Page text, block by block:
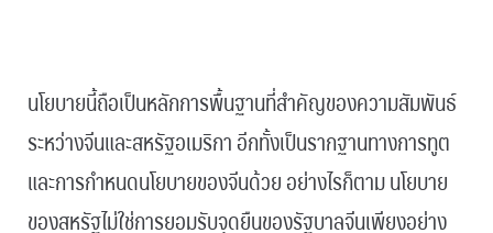
นโยบายนี้ถือเป็นหลักการพื้นฐานที่สำคัญของความสัมพันธ์
ระหว่างจีนและสหรัฐอเมริกา อีกทั้งเป็นรากฐานทางการทูต
และการกำหนดนโยบายของจีนด้วย อย่างไรก็ตาม นโยบาย
ของสหรัฐไม่ใช่การยอมรับจุดยืนของรัฐบาลจีนเพียงอย่าง